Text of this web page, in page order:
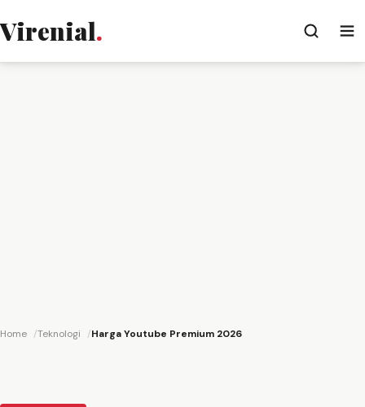
Virenial.
Home Teknologi Harga Youtube Premium 2026